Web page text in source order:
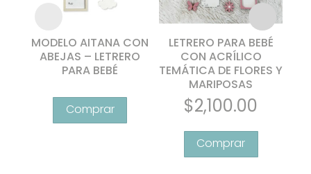
MODELO AITANA CON
ABEJAS – LETRERO
PARA BEBÉ
tiene
LETRERO PARA BEBÉ
CON ACRÍLICO
TEMÁTICA DE FLORES Y
MARIPOSAS
$2,100.00